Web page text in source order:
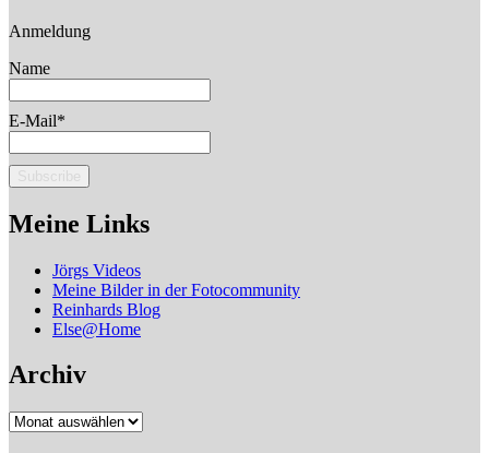
Anmeldung
Name
E-Mail*
Meine Links
Jörgs Videos
Meine Bilder in der Fotocommunity
Reinhards Blog
Else@Home
Archiv
Archiv